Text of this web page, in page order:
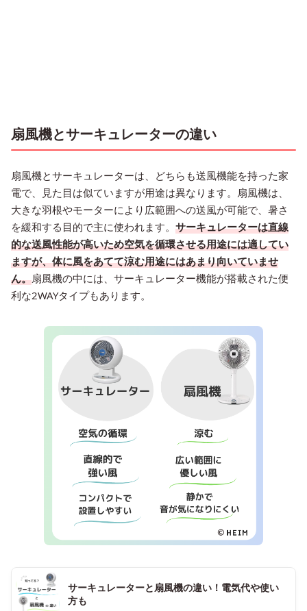
扇風機とサーキュレーターの違い
扇風機とサーキュレーターは、どちらも送風機能を持った家
電で、見た目は似ていますが用途は異なります。扇風機は、
大きな羽根やモーターにより広範囲への送風が可能で、暑さ
を緩和する目的で主に使われます。 サーキュレーターは直線
的な送風性能が高いため空気を循環させる用途には適してい
ますが、体に風をあてて涼む用途にはあまり向いていませ
ん。扇風機の中には、サーキュレーター機能が搭載された便
利な2WAYタイプもあります。
サーキュレーターと扇風機の違い！電気代や使い
方も